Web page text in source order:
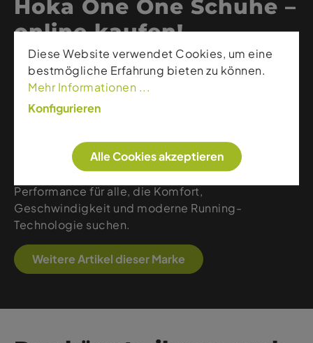
Hoka One One Schuhe –
online kaufen!
Hoka steht für maximale Dämpfung, innovative
Laufschuhtechnologie und außergewöhnlichen
Tragekomfort. Die Marke kombiniert ultraleichte
dynamische Rocker-Form, die ein besonders
effizientes Abrollen ermöglicht. Ob Trailrunning,
Straße oder Alltag – Hoka bietet zuverlässige
Performance für alle, die Komfort,
Geschwindigkeit und moderne Running-
Technologie suchen.
Weitere Artikel dieser Marke
Diese Website verwendet Cookies, um eine
bestmögliche Erfahrung bieten zu können.
Mehr Informationen ...
Konfigurieren
Alle Cookies akzeptieren